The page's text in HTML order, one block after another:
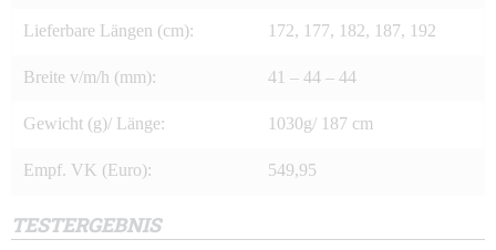
Lieferbare Längen (cm): 172, 177, 182, 187, 192
Breite v/m/h (mm): 41 – 44 – 44
Gewicht (g)/ Länge: 1030g/ 187 cm
Empf. VK (Euro): 549,95
TESTERGEBNIS